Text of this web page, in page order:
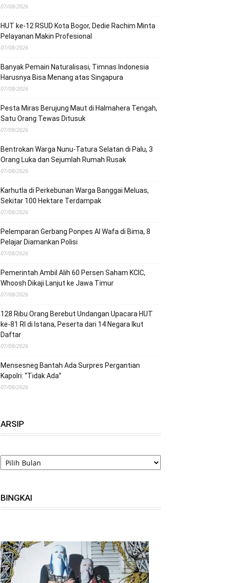
07/08/2026
HUT ke-12 RSUD Kota Bogor, Dedie Rachim Minta
Pelayanan Makin Profesional
07/08/2026
Banyak Pemain Naturalisasi, Timnas Indonesia
Harusnya Bisa Menang atas Singapura
07/08/2026
Pesta Miras Berujung Maut di Halmahera Tengah,
Satu Orang Tewas Ditusuk
07/08/2026
Bentrokan Warga Nunu-Tatura Selatan di Palu, 3
Orang Luka dan Sejumlah Rumah Rusak
07/08/2026
Karhutla di Perkebunan Warga Banggai Meluas,
Sekitar 100 Hektare Terdampak
07/08/2026
Pelemparan Gerbang Ponpes Al Wafa di Bima, 8
Pelajar Diamankan Polisi
07/08/2026
Pemerintah Ambil Alih 60 Persen Saham KCIC,
Whoosh Dikaji Lanjut ke Jawa Timur
07/08/2026
128 Ribu Orang Berebut Undangan Upacara HUT
ke-81 RI di Istana, Peserta dari 14 Negara Ikut
Daftar
07/08/2026
Mensesneg Bantah Ada Surpres Pergantian
Kapolri: “Tidak Ada”
07/08/2026
ARSIP
ARSIP
BINGKAI